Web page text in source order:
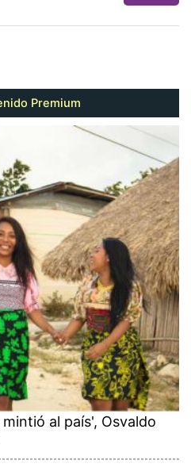
Premium
al país', Osvaldo